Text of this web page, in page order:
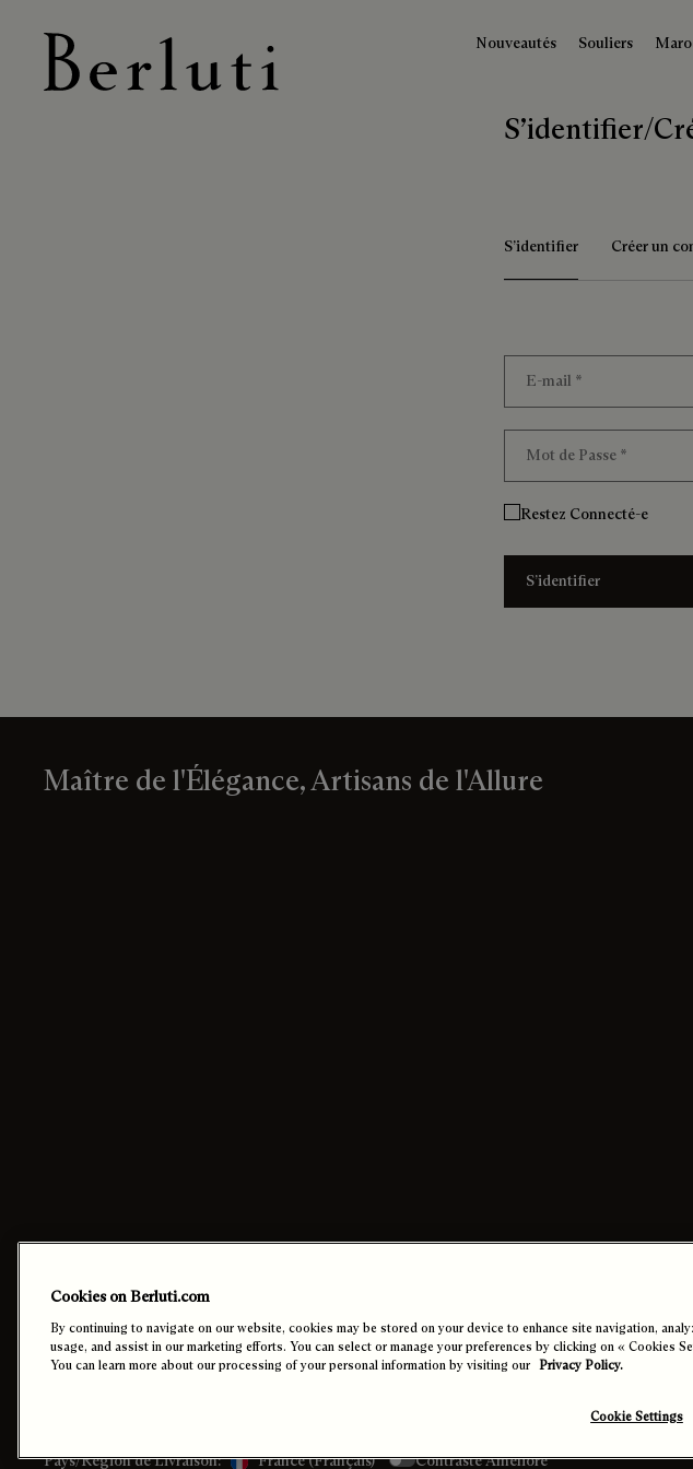
Nouveautés Souliers
S’identifier/
S’identifier Créer un
E-mail *
Mot de Passe *
Restez Connecté-e
S’identifier
Maître de l'Élégance, Artisans de l'Allure
Nous Ecrire
Trouver une Boutique
RDV en Boutique
Livraison
Retours
Paramètres des Cookies
Pays/Région de Livraison: France (français) Contraste Amélioré
Cookies on Berluti.com
By continuing to navigate on our website, cookies may be stored on your device to enhance site navigation,
usage, and assist in our marketing efforts. You can select or manage your preferences by clicking on « Cookies
You can learn more about our processing of your personal information by visiting our Privacy Policy.
Cookie Settings